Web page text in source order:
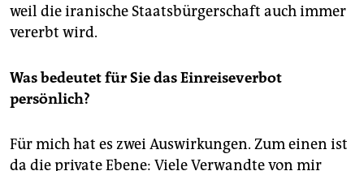
weil die iranische Staatsbürgerschaft auch immer
vererbt wird.
Was bedeutet für Sie das Einreiseverbot
persönlich?
Für mich hat es zwei Auswirkungen. Zum einen ist
da die private Ebene: Viele Verwandte von mir